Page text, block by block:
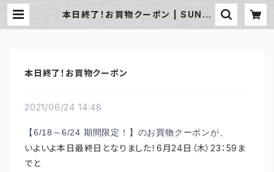
本日終了！お買物クーポン | SUN湘
本日終了！お買物クーポン
2021/06/24 14:48
【6/18～6/24 期間限定！】のお買物クーポンが、
いよいよ本日最終日となりました！6月24日（木）23：59ま
でと